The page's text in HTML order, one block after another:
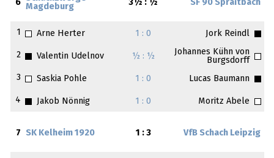
6
Magdeburg
3½ : ½ SF 90 Spraitbach
1 Arne Herter 1 : 0 Jork Reindl
2 Valentin Udelnov ½ : ½
Johannes Kühn von
Burgsdorff
3
Saskia Pohle 1 : 0 Lucas Baumann
4 Jakob Nönnig 1 : 0 Moritz Abele
7 SK Kelheim 1920 1 : 3 VfB Schach Leipzig